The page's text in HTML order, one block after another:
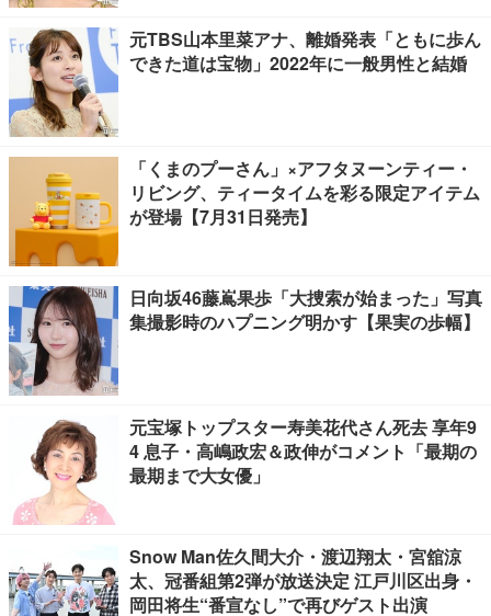
元TBS山本里菜アナ、離婚発表「ともに歩ん
できた道は宝物」2022年に一般男性と結婚
「くまのプーさん」×アフタヌーンティー・
リビング、ティータイムを彩る限定アイテム
が登場【7月31日発売】
日向坂46藤嶌果歩「大捜索が始まった」写真
集撮影時のハプニング明かす【果実の歩幅】
元宝塚トップスター寿美花代さん死去 享年9
4 息子・高嶋政宏＆政伸がコメント「最期の
最期まで大女優」
Snow Man佐久間大介・渡辺翔太・宮舘涼
太、冠番組第2弾が放送決定 江戸川区出身・
岡田将生“番宣なし”で再びゲスト出演